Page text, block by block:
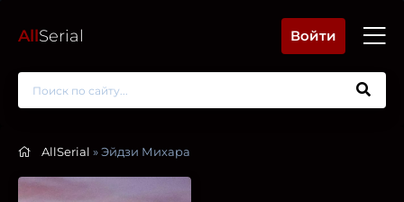
AllSerial Войти
AllSerial » Эйдзи Михара